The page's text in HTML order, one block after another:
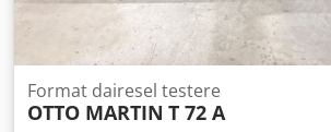
Format dairesel testere
OTTO MARTIN T 72 A